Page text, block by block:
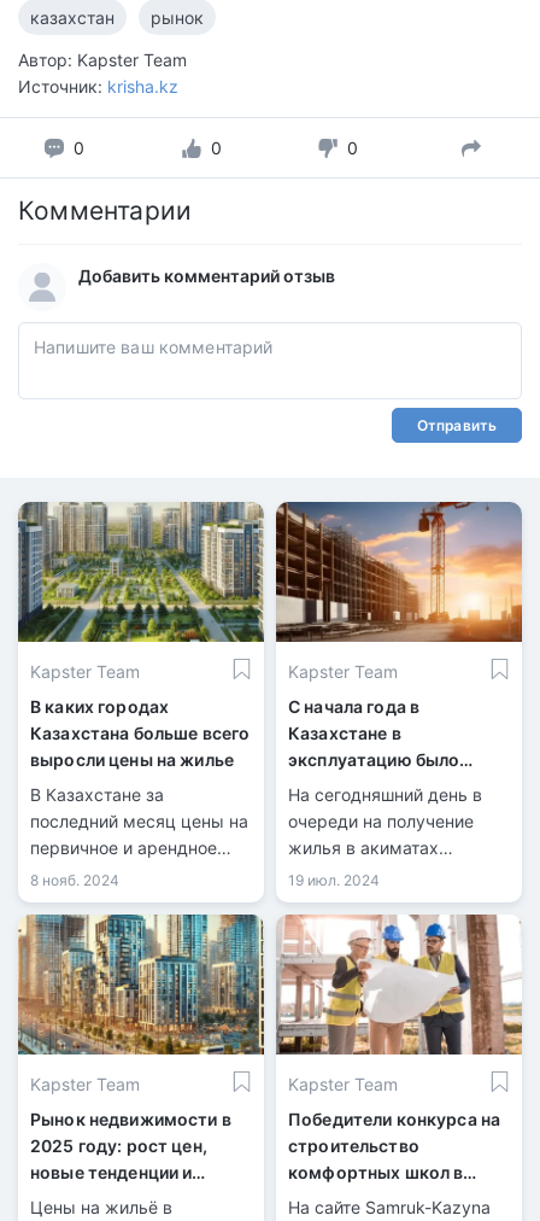
казахстан рынок
Автор: Kapster Team
Источник: krisha.kz
0 0 0
Комментарии
Добавить комментарий отзыв
Отправить
Kapster Team
В каких городах
Казахстана больше всего
выросли цены на жилье
В Казахстане за
последний месяц цены на
первичное и арендное
жилье выросли на 0,6%,
тогда как стоимость
«вторички» снизилась на
0,4%.
8 нояб. 2024
Kapster Team
С начала года в
Казахстане в
эксплуатацию было
сдано 7,4 млн
На сегодняшний день в
очереди на получение
жилья в акиматах
зарегистрировано более
650 тысяч человек.
19 июл. 2024
Kapster Team
Рынок недвижимости в
2025 году: рост цен,
новые тенденции и
прогнозы экспертов
Цены на жильё в
Kapster Team
Победители конкурса на
строительство
комфортных школ в
Казахстане
На сайте Samruk-Kazyna